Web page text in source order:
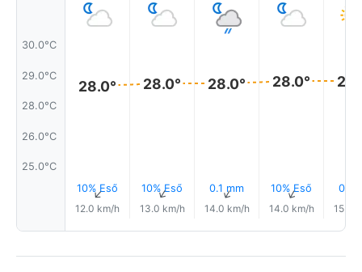
30.0°C
29.0°C
28.0°C
26.0°C
25.0°C
28.0°
10% Eső
↑
12.0 km/h
28.0°
10% Eső
↑
13.0 km/h
28.0°
0.1 mm
↑
14.0 km/h
28.0°
10% Eső
↑
14.0 km/h
0.1
15.0